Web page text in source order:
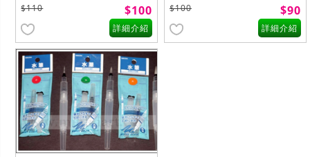
$110 $100
詳細介紹
$100 $90
詳細介紹